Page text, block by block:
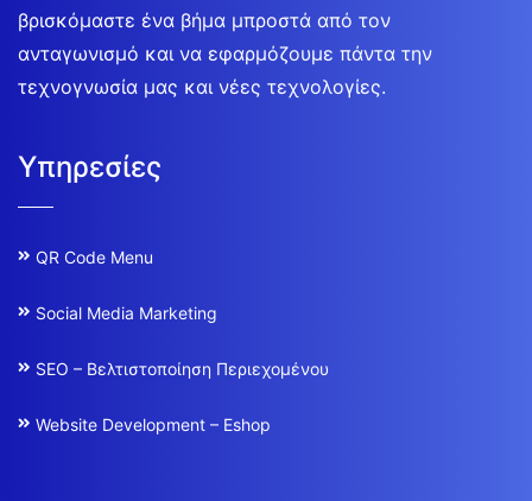
βρισκόμαστε ένα βήμα μπροστά από τον
ανταγωνισμό και να εφαρμόζουμε πάντα την
τεχνογνωσία μας και νέες τεχνολογίες.
Υπηρεσίες
QR Code Menu
Social Media Marketing
SEO – Βελτιστοποίηση Περιεχομένου
Website Development – Eshop